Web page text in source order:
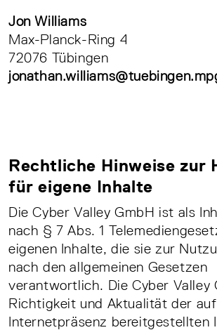
Jon Williams
Max-Planck-Ring 4
72076 Tübingen
Rechtliche Hinweise zur
für eigene Inhalte
Die Cyber Valley GmbH ist als
nach § 7 Abs. 1
eigenen Inhalte, die sie zur
nach den allgemeinen Gesetzen
verantwortlich. Die Cyber Valley
Richtigkeit und Aktualität der
Internetpräsenz bereitgestellten